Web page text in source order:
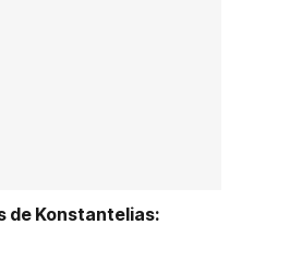
de Konstantelias: